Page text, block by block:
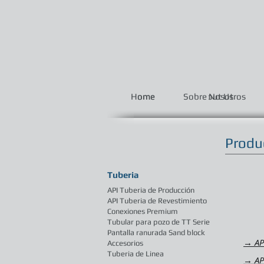
Home About Us
Tuberia
API Tuberia de Producción
API Tuberia de Revestimiento
Conexiones Premium
Tubular para pozo de TT Serie
Pantalla ranurada Sand block
Accesorios
Tuberia de Linea
→
→
Home Sobre Nosotros